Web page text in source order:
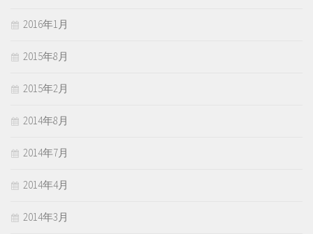
2016年1月
2015年8月
2015年2月
2014年8月
2014年7月
2014年4月
2014年3月